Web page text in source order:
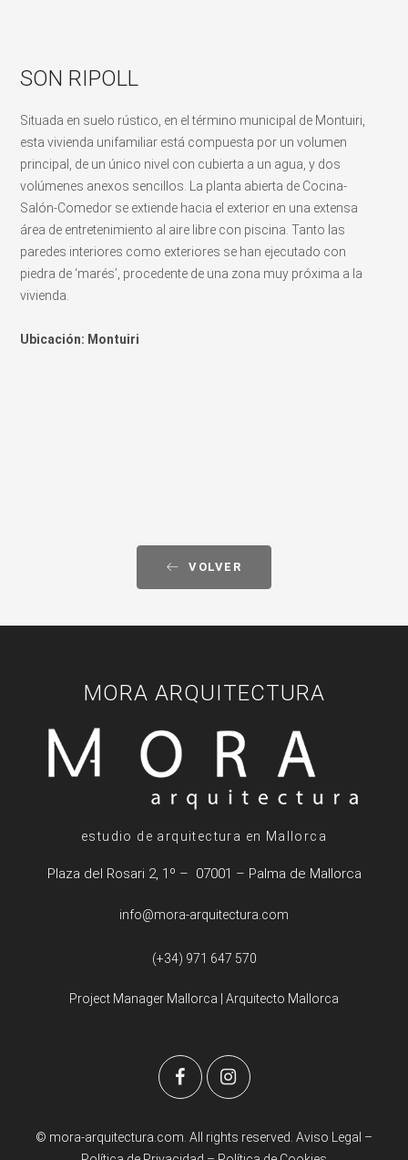
SON RIPOLL
Situada en suelo rústico, en el término municipal de Montuiri,
esta vivienda unifamiliar está compuesta por un volumen
principal, de un único nivel con cubierta a un agua, y dos
volúmenes anexos sencillos. La planta abierta de Cocina-
Salón-Comedor se extiende hacia el exterior en una extensa
área de entretenimiento al aire libre con piscina. Tanto las
paredes interiores como exteriores se han ejecutado con
piedra de ‘marés’, procedente de una zona muy próxima a la
vivienda.
Ubicación: Montuiri
VOLVER
MORA ARQUITECTURA
estudio de arquitectura en Mallorca
Plaza del Rosari 2, 1º – 07001 – Palma de Mallorca
info@mora-arquitectura.com
(+34) 971 647 570
Project Manager Mallorca Arquitecto Mallorca
© mora-arquitectura.com. All rights reserved. Aviso Legal –